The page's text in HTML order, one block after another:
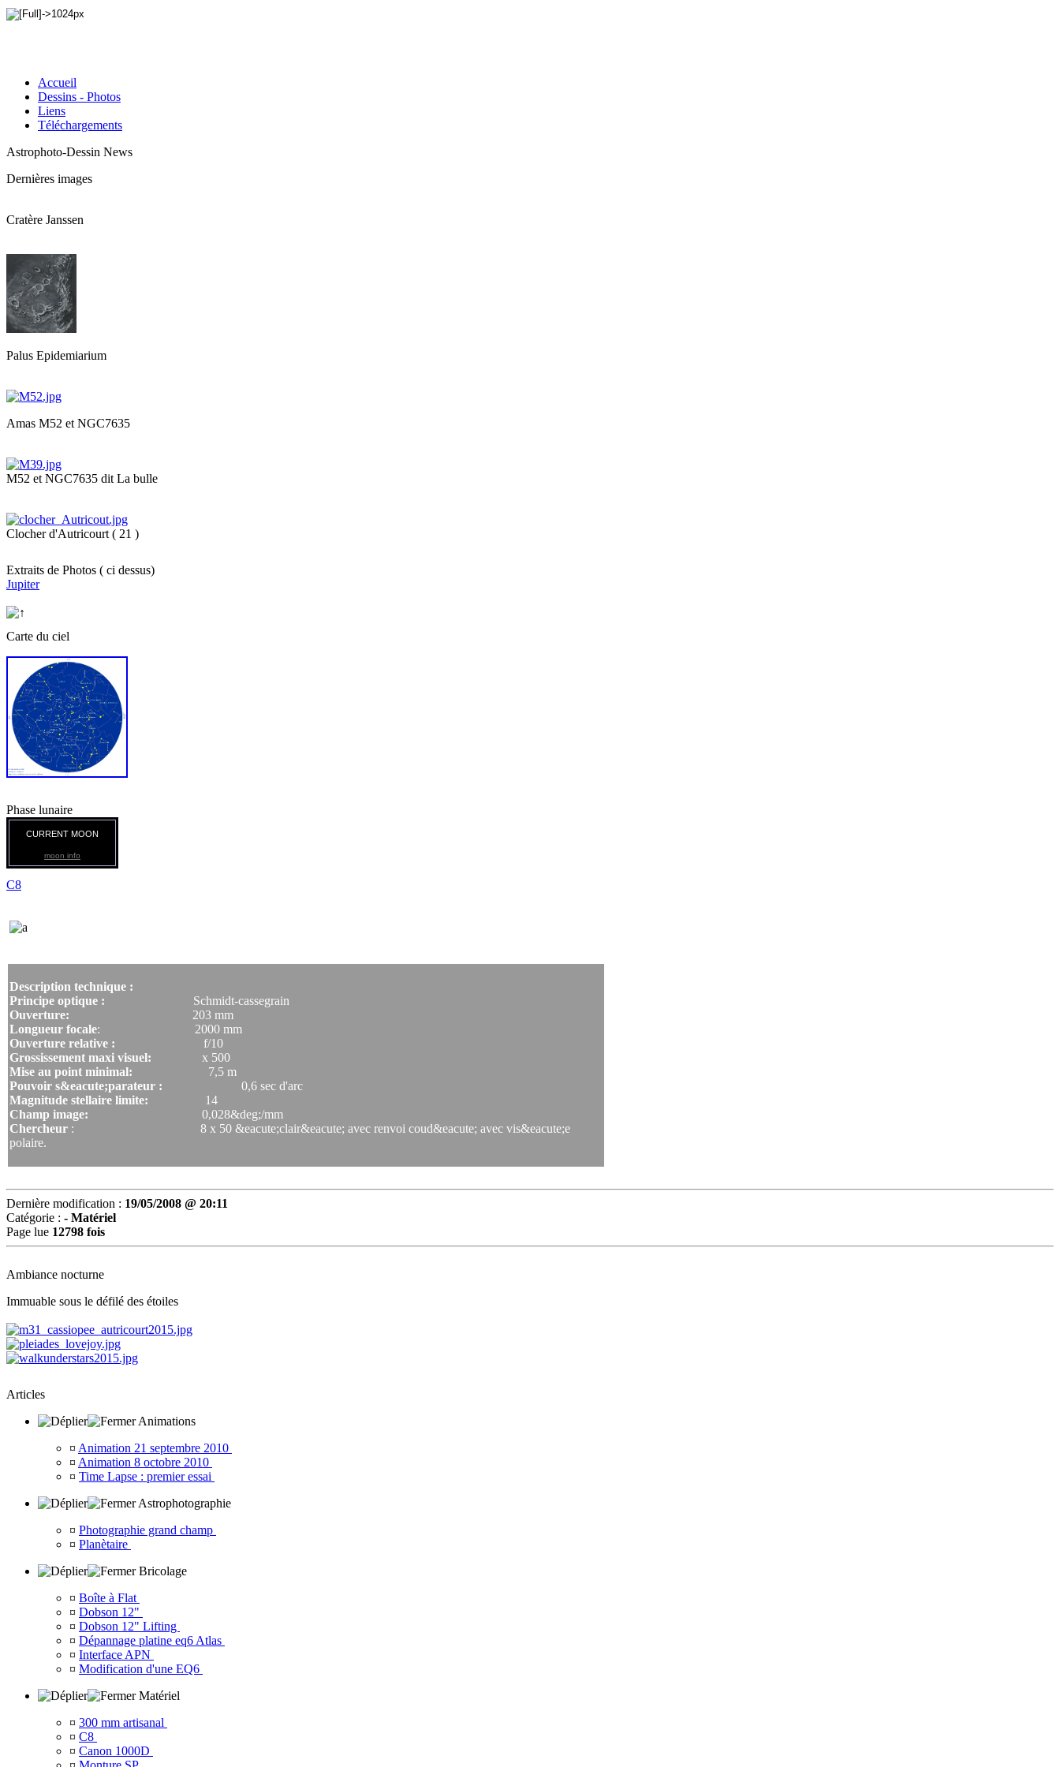
Accueil
Dessins - Photos
Liens
Téléchargements
Astrophoto-Dessin News
Dernières images
Cratère Janssen
Palus Epidemiarium
Amas M52 et NGC7635
M52 et NGC7635 dit La bulle
Clocher d'Autricourt ( 21 )
Extraits de Photos ( ci dessus)
Jupiter
Carte du ciel
Phase lunaire
CURRENT MOON
moon info
C8
Description technique :
Principe optique : Schmidt-cassegrain
Ouverture: 203 mm
Longueur focale: 2000 mm
Ouverture relative : f/10
Grossissement maxi visuel:
x 500
Mise au point minimal: 7,5 m
Pouvoir s&eacute;parateur : 0,6 sec d'arc
Magnitude stellaire limite: 14
Champ image:
0,028&deg;/mm
Chercheur : 8 x 50 &eacute;clair&eacute; avec renvoi coud&eacute; avec vis&eacute;e
polaire.
Dernière modification : 19/05/2008 @ 20:11
Catégorie : - Matériel
Page lue 12798 fois
Ambiance nocturne
Immuable sous le défilé des étoiles
Articles
Animations
¤ Animation 21 septembre 2010
¤ Animation 8 octobre 2010
¤ Time Lapse : premier essai
Astrophotographie
¤ Photographie grand champ
¤ Planètaire
Bricolage
¤ Boîte à Flat
¤ Dobson 12"
¤ Dobson 12" Lifting
¤ Dépannage platine eq6 Atlas
¤ Interface APN
¤ Modification d'une EQ6
Matériel
¤ 300 mm artisanal
¤ C8
¤ Canon 1000D